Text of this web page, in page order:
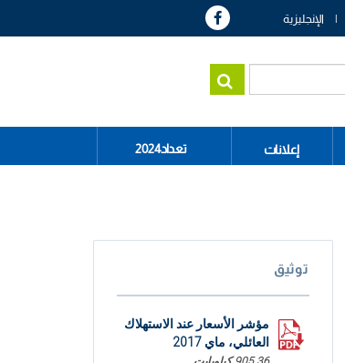
الإنجليزية
إعلانات تعداد2024
توثيق
مؤشر الأسعار عند الاستهلاك
العائلي، ماي 2017